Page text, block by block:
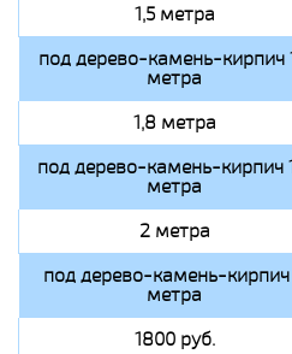
1,5 метра
под дерево-камень-кирпич
метра
1,8 метра
под дерево-камень-кирпич
метра
2 метра
под дерево-камень-
метра
1800 руб.